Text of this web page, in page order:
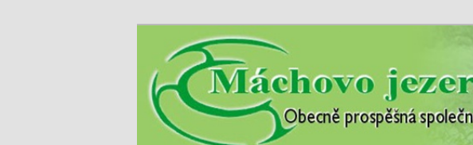
OPS Máchovo jezero
Obecně prospěšná společnost